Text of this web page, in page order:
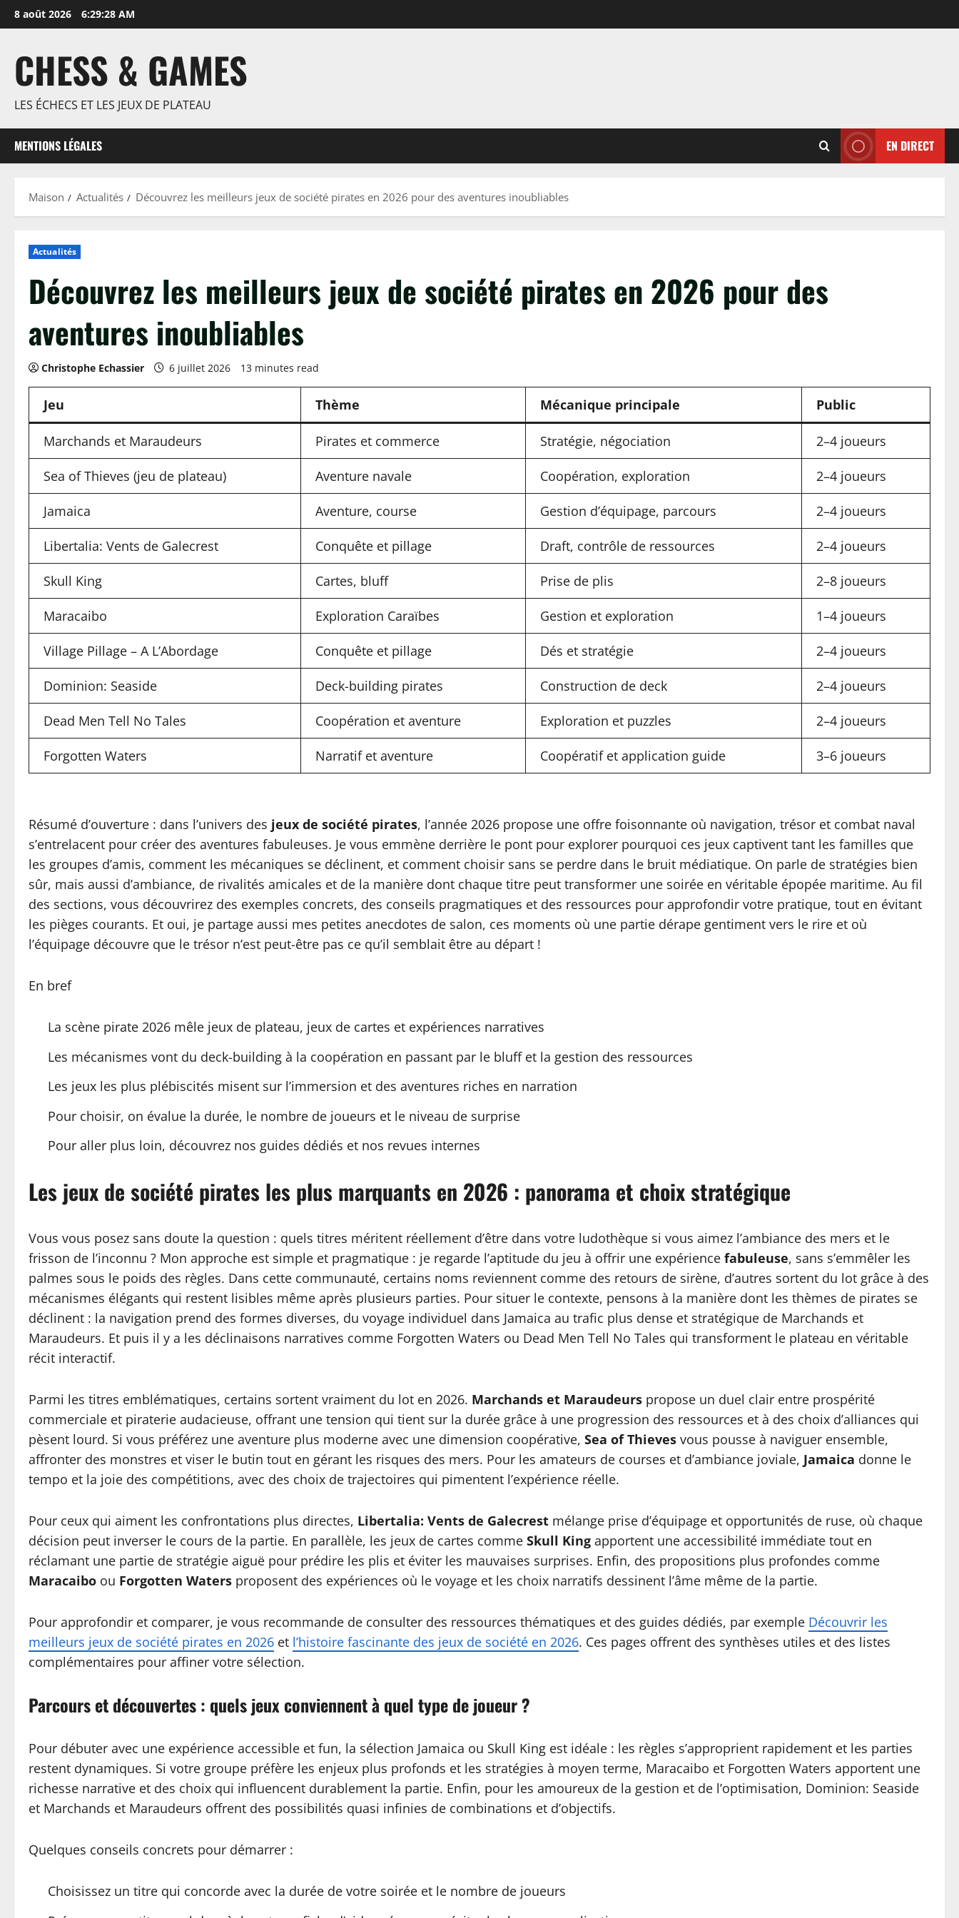
Passer
au
8 août 2026 6:29:29 AM
CHESS & GAMES
LES ÉCHECS ET LES JEUX DE PLATEAU
MENTIONS LÉGALES EN DIRECT
Maison Actualités Découvrez les meilleurs jeux de société pirates en 2026 pour des aventures inoubliables
Actualités
Découvrez les meilleurs jeux de société pirates en 2026 pour des
aventures inoubliables
Christophe Echassier 6 juillet 2026 13 minutes read
Jeu Thème Mécanique principale Public
Marchands et Maraudeurs Pirates et commerce Stratégie, négociation 2–4 joueurs
Sea of Thieves (jeu de plateau) Aventure navale Coopération, exploration 2–4 joueurs
Jamaica Aventure, course Gestion d’équipage, parcours 2–4 joueurs
Libertalia: Vents de Galecrest Conquête et pillage Draft, contrôle de ressources 2–4 joueurs
Skull King Cartes, bluff Prise de plis 2–8 joueurs
Maracaibo Exploration Caraïbes Gestion et exploration 1–4 joueurs
Village Pillage – A L’Abordage Conquête et pillage Dés et stratégie 2–4 joueurs
Dominion: Seaside Deck-building pirates Construction de deck 2–4 joueurs
Dead Men Tell No Tales Coopération et aventure Exploration et puzzles 2–4 joueurs
Forgotten Waters Narratif et aventure Coopératif et application guide 3–6 joueurs
Résumé d’ouverture : dans l’univers des jeux de société pirates, l’année 2026 propose une offre foisonnante où navigation, trésor et combat naval
s’entrelacent pour créer des aventures fabuleuses. Je vous emmène derrière le pont pour explorer pourquoi ces jeux captivent tant les familles que
les groupes d’amis, comment les mécaniques se déclinent, et comment choisir sans se perdre dans le bruit médiatique. On parle de stratégies bien
sûr, mais aussi d’ambiance, de rivalités amicales et de la manière dont chaque titre peut transformer une soirée en véritable épopée maritime. Au fil
des sections, vous découvrirez des exemples concrets, des conseils pragmatiques et des ressources pour approfondir votre pratique, tout en évitant
les pièges courants. Et oui, je partage aussi mes petites anecdotes de salon, ces moments où une partie dérape gentiment vers le rire et où
l’équipage découvre que le trésor n’est peut-être pas ce qu’il semblait être au départ !
En bref
La scène pirate 2026 mêle jeux de plateau, jeux de cartes et expériences narratives
Les mécanismes vont du deck-building à la coopération en passant par le bluff et la gestion des ressources
Les jeux les plus plébiscités misent sur l’immersion et des aventures riches en narration
Pour choisir, on évalue la durée, le nombre de joueurs et le niveau de surprise
Pour aller plus loin, découvrez nos guides dédiés et nos revues internes
Les jeux de société pirates les plus marquants en 2026 : panorama et choix stratégique
Vous vous posez sans doute la question : quels titres méritent réellement d’être dans votre ludothèque si vous aimez l’ambiance des mers et le
frisson de l’inconnu ? Mon approche est simple et pragmatique : je regarde l’aptitude du jeu à offrir une expérience fabuleuse, sans s’emmêler les
palmes sous le poids des règles. Dans cette communauté, certains noms reviennent comme des retours de sirène, d’autres sortent du lot grâce à des
mécanismes élégants qui restent lisibles même après plusieurs parties. Pour situer le contexte, pensons à la manière dont les thèmes de pirates se
déclinent : la navigation prend des formes diverses, du voyage individuel dans Jamaica au trafic plus dense et stratégique de Marchands et
Maraudeurs. Et puis il y a les déclinaisons narratives comme Forgotten Waters ou Dead Men Tell No Tales qui transforment le plateau en véritable
récit interactif.
Parmi les titres emblématiques, certains sortent vraiment du lot en 2026. Marchands et Maraudeurs propose un duel clair entre prospérité
commerciale et piraterie audacieuse, offrant une tension qui tient sur la durée grâce à une progression des ressources et à des choix d’alliances qui
pèsent lourd. Si vous préférez une aventure plus moderne avec une dimension coopérative, Sea of Thieves vous pousse à naviguer ensemble,
affronter des monstres et viser le butin tout en gérant les risques des mers. Pour les amateurs de courses et d’ambiance joviale, Jamaica donne le
tempo et la joie des compétitions, avec des choix de trajectoires qui pimentent l’expérience réelle.
Pour ceux qui aiment les confrontations plus directes, Libertalia: Vents de Galecrest mélange prise d’équipage et opportunités de ruse, où chaque
décision peut inverser le cours de la partie. En parallèle, les jeux de cartes comme Skull King apportent une accessibilité immédiate tout en
réclamant une partie de stratégie aiguë pour prédire les plis et éviter les mauvaises surprises. Enfin, des propositions plus profondes comme
Maracaibo ou Forgotten Waters proposent des expériences où le voyage et les choix narratifs dessinent l’âme même de la partie.
Pour approfondir et comparer, je vous recommande de consulter des ressources thématiques et des guides dédiés, par exemple Découvrir les
meilleurs jeux de société pirates en 2026 et l’histoire fascinante des jeux de société en 2026. Ces pages offrent des synthèses utiles et des listes
complémentaires pour affiner votre sélection.
Parcours et découvertes : quels jeux conviennent à quel type de joueur ?
Pour débuter avec une expérience accessible et fun, la sélection Jamaica ou Skull King est idéale : les règles s’approprient rapidement et les parties
restent dynamiques. Si votre groupe préfère les enjeux plus profonds et les stratégies à moyen terme, Maracaibo et Forgotten Waters apportent une
richesse narrative et des choix qui influencent durablement la partie. Enfin, pour les amoureux de la gestion et de l’optimisation, Dominion: Seaside
et Marchands et Maraudeurs offrent des possibilités quasi infinies de combinations et d’objectifs.
Quelques conseils concrets pour démarrer :
Choisissez un titre qui concorde avec la durée de votre soirée et le nombre de joueurs